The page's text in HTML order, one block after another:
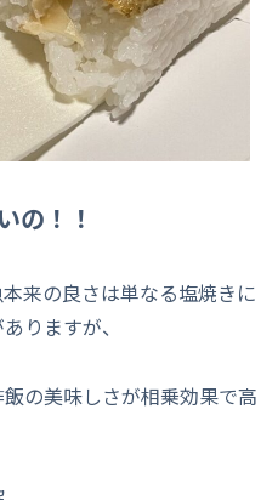
の！！
来の良さは単なる塩焼きに
りますが、
の美味しさが相乗効果で高